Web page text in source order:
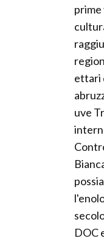
prime
ettari
uve
DOC